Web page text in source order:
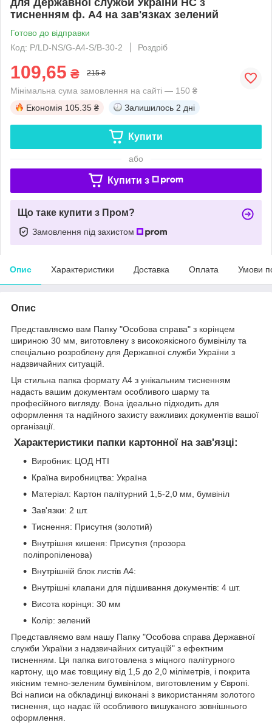
тисненням ф. А4 на зав'язках зелений
Готово до відправки
Код: P/LD-NS/G-А4-S/B-30-2
Роздріб
109,65 ₴ 215 ₴
Мінімальна сума замовлення на сайті — 150 ₴
Економія 105.35 ₴ Залишилось 2 дні
Купити
або
Купити з
Що таке купити з Пром?
Замовлення під захистом
Опис Характеристики Доставка Оплата Умови
Опис
Представляємо вам Папку "Особова справа" з корінцем
шириною 30 мм, виготовлену з високоякісного бумвінілу та
спеціально розроблену для Державної служби України з
надзвичайних ситуацій.
Ця стильна папка формату А4 з унікальним тисненням
надасть вашим документам особливого шарму та
професійного вигляду. Вона ідеально підходить для
оформлення та надійного захисту важливих документів вашої
організації.
Характеристики папки картонної на зав'язці:
Виробник: ЦОД НТІ
Країна виробництва: Україна
Матеріал: Картон палітурний 1,5-2,0 мм, бумвініл
Зав'язки: 2 шт.
Тиснення: Присутня (золотий)
Внутрішня кишеня: Присутня (прозора
поліпропіленова)
Внутрішній блок листів А4:
Внутрішні клапани для підшивання документів: 4 шт.
Висота корінця: 30 мм
Колір: зелений
Представляємо вам нашу Папку "Особова справа Державної
служби України з надзвичайних ситуацій" з ефектним
тисненням. Ця папка виготовлена з міцного палітурного
картону, що має товщину від 1,5 до 2,0 міліметрів, і покрита
якісним темно-зеленим бумвінілом, виготовленим у Європі.
Всі написи на обкладинці виконані з використанням золотого
тиснення, що надає їй особливого вишуканого зовнішнього
оформлення.